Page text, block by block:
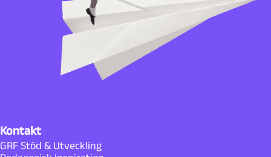
Kontakt
GRF Stöd & Utveckling